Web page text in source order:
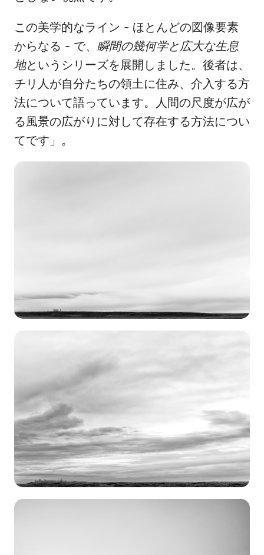
この美学的なライン - ほとんどの図像要素
からなる - で、 瞬間の幾何学と広大な生息
地というシリーズを展開しました。後者は、
チリ人が自分たちの領土に住み、介入する方
法について語っています。人間の尺度が広が
る風景の広がりに対して存在する方法につい
てです」。